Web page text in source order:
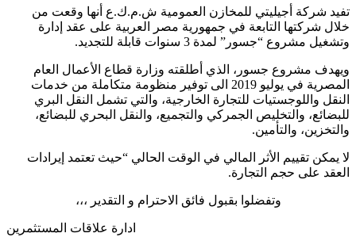
تفيد شركة أجيليتي للمخازن العمومية ش.م.ك.ع أنها وقعت من
خلال شركتها التابعة في جمهورية مصر العربية على عقد إدارة
وتشغيل مشروع “جسور” لمدة 3 سنوات قابلة للتجديد.
ويهدف مشروع جسور، الذي أطلقته وزارة قطاع الأعمال العام
المصرية في يوليو 2019 الى توفير منظومة متكاملة من خدمات
النقل واللوجستيات للتجارة الخارجية، والتي تشمل النقل البري
للبضائع، والتخليص الجمركي والتجميع، والنقل البحري للبضائع،
والتخزين، والتأمين.
لا يمكن تقييم الأثر المالي في الوقت الحالي “حيث تعتمد إيرادات
العقد على حجم التجارة.
وتفضلوا بقبول فائق الاحترام و التقدير ،،،
ادارة علاقات المستثمرين